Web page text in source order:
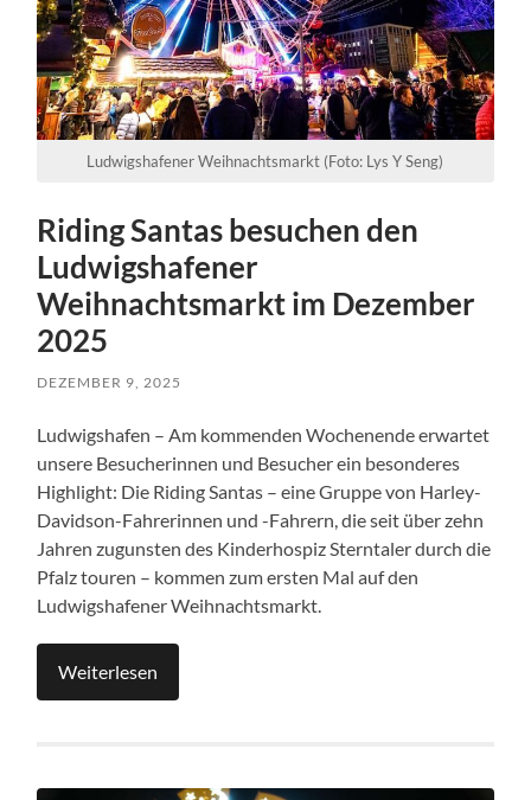
Ludwigshafener Weihnachtsmarkt (Foto: Lys Y Seng)
Riding Santas besuchen den
Ludwigshafener
Weihnachtsmarkt im Dezember
2025
DEZEMBER 9, 2025
Ludwigshafen – Am kommenden Wochenende erwartet
unsere Besucherinnen und Besucher ein besonderes
Highlight: Die Riding Santas – eine Gruppe von Harley-
Davidson-Fahrerinnen und -Fahrern, die seit über zehn
Jahren zugunsten des Kinderhospiz Sterntaler durch die
Pfalz touren – kommen zum ersten Mal auf den
Ludwigshafener Weihnachtsmarkt.
Weiterlesen